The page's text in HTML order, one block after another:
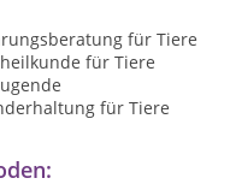
für Tiere
für Tiere
für Tiere